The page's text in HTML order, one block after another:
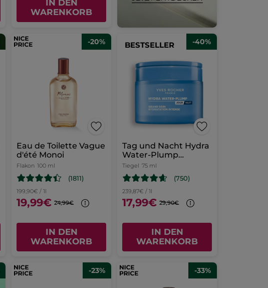
IN DEN
WARENKORB
-20%
Eau de Toilette Vague
d'été Monoi
Flakon 100 ml
(1811)
199,90€ / 1l
19,99€ 24,99€
IN DEN
WARENKORB
BESTSELLER -40%
Tag und Nacht Hydra
Water-Plump
Intensivpflege 75ml
Tiegel 75 ml
(750)
239,87€ / 1l
17,99€ 29,90€
IN DEN
WARENKORB
-23% -33%